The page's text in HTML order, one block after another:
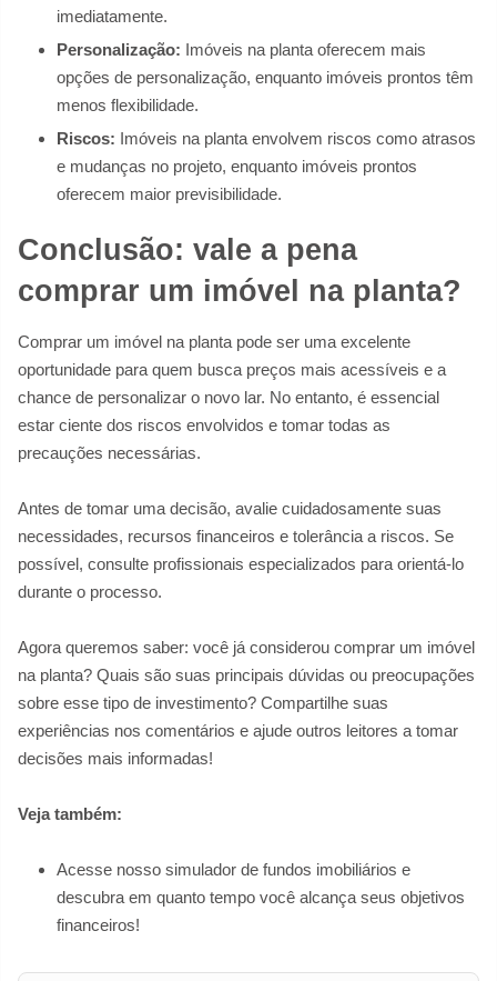
imediatamente.
Personalização: Imóveis na planta oferecem mais
opções de personalização, enquanto imóveis prontos têm
menos flexibilidade.
Riscos: Imóveis na planta envolvem riscos como atrasos
e mudanças no projeto, enquanto imóveis prontos
oferecem maior previsibilidade.
Conclusão: vale a pena
comprar um imóvel na planta?
Comprar um imóvel na planta pode ser uma excelente
oportunidade para quem busca preços mais acessíveis e a
chance de personalizar o novo lar. No entanto, é essencial
estar ciente dos riscos envolvidos e tomar todas as
precauções necessárias.
Antes de tomar uma decisão, avalie cuidadosamente suas
necessidades, recursos financeiros e tolerância a riscos. Se
possível, consulte profissionais especializados para orientá-lo
durante o processo.
Agora queremos saber: você já considerou comprar um imóvel
na planta? Quais são suas principais dúvidas ou preocupações
sobre esse tipo de investimento? Compartilhe suas
experiências nos comentários e ajude outros leitores a tomar
decisões mais informadas!
Veja também:
Acesse nosso simulador de fundos imobiliários e
descubra em quanto tempo você alcança seus objetivos
financeiros!